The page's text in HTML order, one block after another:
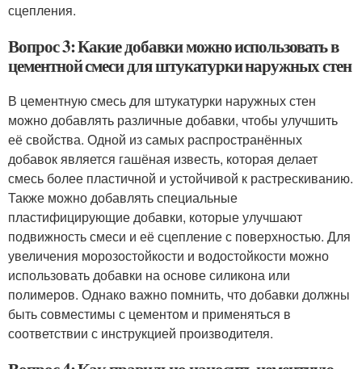
сцепления.
Вопрос 3: Какие добавки можно использовать в
цементной смеси для штукатурки наружных стен
В цементную смесь для штукатурки наружных стен
можно добавлять различные добавки, чтобы улучшить
её свойства. Одной из самых распространённых
добавок является гашёная известь, которая делает
смесь более пластичной и устойчивой к растрескиванию.
Также можно добавлять специальные
пластифицирующие добавки, которые улучшают
подвижность смеси и её сцепление с поверхностью. Для
увеличения морозостойкости и водостойкости можно
использовать добавки на основе силикона или
полимеров. Однако важно помнить, что добавки должны
быть совместимы с цементом и применяться в
соответствии с инструкцией производителя.